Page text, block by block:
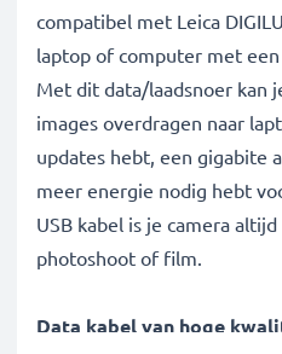
compatibel met Leica
laptop of computer met
Met dit data/laadsnoer kan
images overdragen naar
updates hebt, een gigabite
meer energie nodig hebt
USB kabel is je camera
photoshoot of film.
Data kabel van hoge